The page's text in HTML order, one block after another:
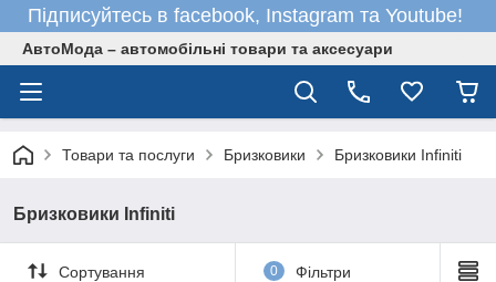
Підписуйтесь в facebook, Instagram та Youtube!
АвтоМода – автомобільні товари та аксесуари
Товари та послуги Бризковики Бризковики Infiniti
Бризковики Infiniti
Сортування 0 Фільтри